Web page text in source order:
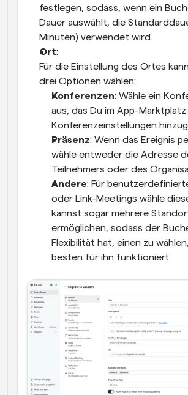
festlegen, sodass, wenn ein
Dauer auswählt, die
Minuten) verwendet wird.
Ort:
Für die Einstellung des Ortes
drei Optionen wählen:
Konferenzen: Wähle ein
aus, das Du im App-
Konferenzeinstellungen
Präsenz: Wenn das Ereignis
wähle entweder die Adresse
Teilnehmers oder des
Andere: Für
oder Link-Meetings wähle
kannst sogar mehrere
ermöglichen, sodass der
Flexibilität hat, einen zu
besten für ihn funktioniert.